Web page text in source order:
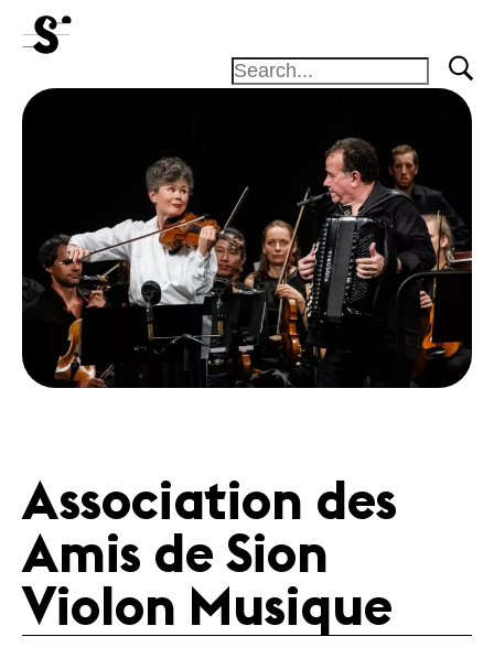
Concerts
Volunteers
Media
Jobs
About us
Association des
Amis de Sion
Violon Musique